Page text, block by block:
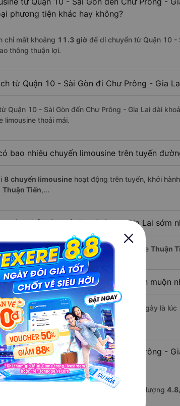
phương tiện khác hay không?
chỉ mất khoảng 11.3 giờ để di chuyển từ Quận 10 -
thông thuận lợi.
từ Quận 10 - Sài Gòn đi Chư Prông - Gia
Quận 10 - Sài Gòn đến Chư Prông - Gia Lai dài
limousine thoải mái.
bao nhiêu chuyến limousine trên tuyến
8 chuyến limousine hoạt động trên tuyến, khởi
Thuận Tiến,...
nào khởi hành từ Chư Prông - Gia Lai sớm
sớm nhất khởi hành lúc18:30, do nhà xe Thuận
nào khởi hành từ Quận 10 - Sài Gòn muộn
đi chuyến muộn, lựa chọn cuối cùng trong ngày là lúc
nào từ Quận 10 - Sài Gòn đi Chư Prông -
nổi bật nhất với điểm chất lượng 4.8
chứng cho dịch vụ cao cấp và uy tín.